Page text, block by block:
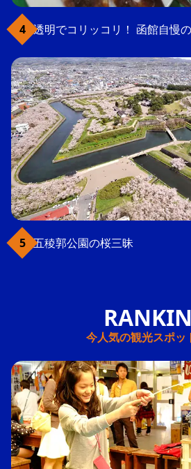
透明でコリッコリ！ 函館自慢
五稜郭公園の桜三昧
今人気の観光スポッ